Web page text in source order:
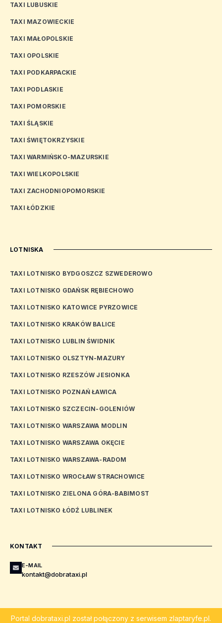
TAXI LUBUSKIE
TAXI MAZOWIECKIE
TAXI MAŁOPOLSKIE
TAXI OPOLSKIE
TAXI PODKARPACKIE
TAXI PODLASKIE
TAXI POMORSKIE
TAXI ŚLĄSKIE
TAXI ŚWIĘTOKRZYSKIE
TAXI WARMIŃSKO-MAZURSKIE
TAXI WIELKOPOLSKIE
TAXI ZACHODNIOPOMORSKIE
TAXI ŁÓDZKIE
LOTNISKA
TAXI LOTNISKO BYDGOSZCZ SZWEDEROWO
TAXI LOTNISKO GDAŃSK RĘBIECHOWO
TAXI LOTNISKO KATOWICE PYRZOWICE
TAXI LOTNISKO KRAKÓW BALICE
TAXI LOTNISKO LUBLIN ŚWIDNIK
TAXI LOTNISKO OLSZTYN-MAZURY
TAXI LOTNISKO RZESZÓW JESIONKA
TAXI LOTNISKO POZNAŃ ŁAWICA
TAXI LOTNISKO SZCZECIN-GOLENIÓW
TAXI LOTNISKO WARSZAWA MODLIN
TAXI LOTNISKO WARSZAWA OKĘCIE
TAXI LOTNISKO WARSZAWA-RADOM
TAXI LOTNISKO WROCŁAW STRACHOWICE
TAXI LOTNISKO ZIELONA GÓRA-BABIMOST
TAXI LOTNISKO ŁÓDŹ LUBLINEK
KONTAKT
E-MAIL
kontakt@dobrataxi.pl
Portal dobrataxi.pl został połączony z serwisem zlaptaryfe.pl.